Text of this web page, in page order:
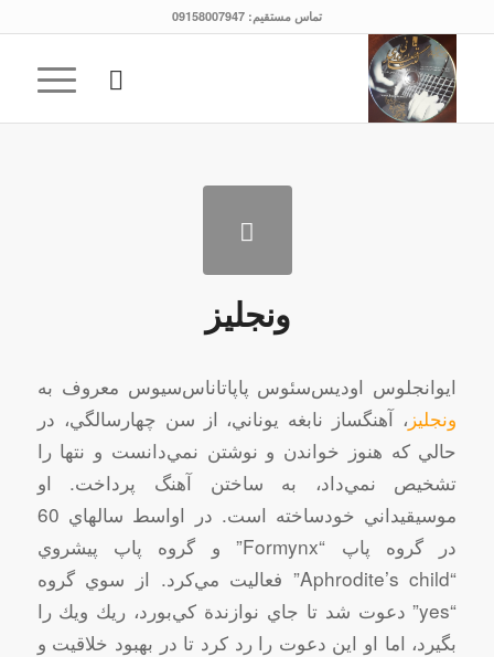
تماس مستقیم: 09158007947
ونجلیز
ايوانجلوس‌ اوديس‌سئوس‌ پاپاتاناس‌سيوس معروف‌ به‌
ونجليز ، آهنگساز نابغه‌ يوناني‌، از سن‌ چهارسالگي‌، در
حالي‌ كه‌ هنوز خواندن‌ و نوشتن‌ نمي‌دانست‌ و نتها را
تشخيص‌ نمي‌داد، به‌ ساختن‌ آهنگ‌ پرداخت‌. او
موسيقيداني‌ خود‌ساخته‌ است‌. در اواسط‌ سالهاي‌ 60
در گروه‌ پاپ‌ “Formynx” و گروه‌ پاپ‌ پيشروي‌
“Aphrodite’s child” فعاليت‌ مي‌كرد. از سوي‌ گروه‌
“yes” دعوت‌ شد تا جاي‌ نوازندة‌ كي‌بورد، ريك‌ ويك‌ را
بگيرد، اما او اين‌ دعوت‌ را رد كرد تا در بهبود خلاقيت‌ و